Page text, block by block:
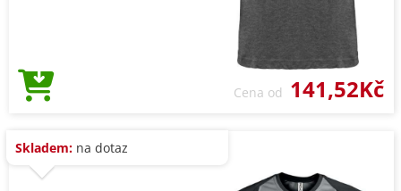
Cena od 141,52Kč
Skladem: na dotaz